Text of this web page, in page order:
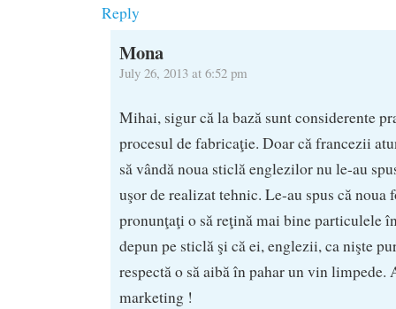
Reply
Mona
July 26, 2013 at 6:52 pm
Mihai, sigur că la bază sunt considerente
procesul de fabricaţie. Doar că francezii
să vândă noua sticlă englezilor nu le-au
uşor de realizat tehnic. Le-au spus că noua
pronunţaţi o să reţină mai bine particulele
depun pe sticlă şi că ei, englezii, ca nişte
respectă o să aibă în pahar un vin limpede.
marketing !